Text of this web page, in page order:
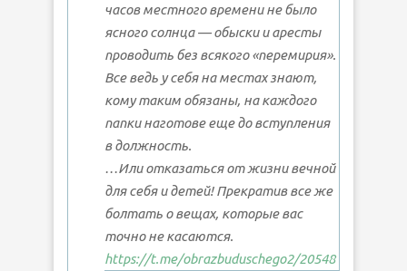
часов местного времени не было
ясного солнца — обыски и аресты
проводить без всякого «перемирия».
Все ведь у себя на местах знают,
кому таким обязаны, на каждого
папки наготове еще до вступления
в должность.
…Или отказаться от жизни вечной
для себя и детей! Прекратив все же
болтать о вещах, которые вас
точно не касаются.
https://t.me/obrazbuduschego2/20548